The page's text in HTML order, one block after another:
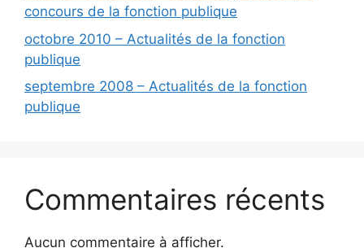
concours de la fonction publique
octobre 2010 – Actualités de la fonction
publique
septembre 2008 – Actualités de la fonction
publique
Commentaires récents
Aucun commentaire à afficher.